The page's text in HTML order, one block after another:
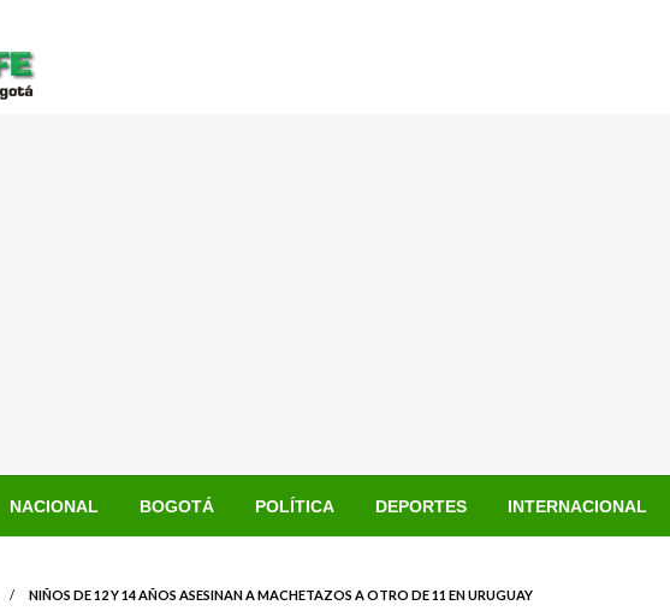
NACIONAL BOGOTÁ POLÍTICA DEPORTES INTERNACIONAL
NIÑOS DE 12 Y 14 AÑOS ASESINAN A MACHETAZOS A OTRO DE 11 EN URUGUAY